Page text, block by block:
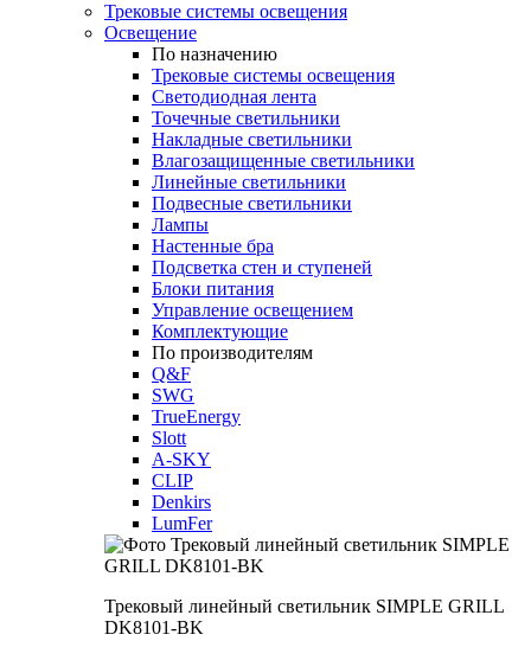
Трековые системы освещения
Освещение
По назначению
Трековые системы освещения
Светодиодная лента
Точечные светильники
Накладные светильники
Влагозащищенные светильники
Линейные светильники
Подвесные светильники
Лампы
Настенные бра
Подсветка стен и ступеней
Блоки питания
Управление освещением
Комплектующие
По производителям
Q&F
SWG
TrueEnergy
Slott
A-SKY
CLIP
Denkirs
LumFer
Трековый линейный светильник SIMPLE GRILL
DK8101-BK